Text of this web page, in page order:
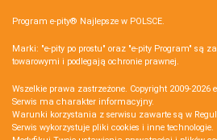
Program e-pity® Najlepsze w POLSCE.
Marki: "e-pity po prostu" oraz "e-pity Program" są
towarowymi i podlegają ochronie prawnej.
Wszelkie prawa zastrzeżone. Copyright 2009-2026
Serwis ma charakter informacyjny.
Warunki korzystania z serwisu zawarte są w
Serwis wykorzystuje pliki cookies i inne technologie.